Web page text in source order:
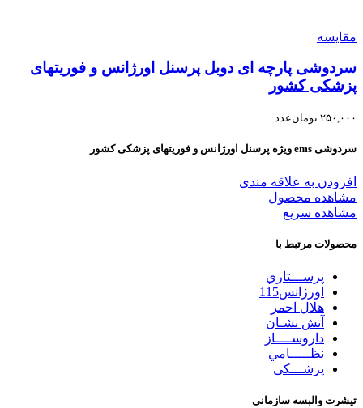
مقایسه
سردوشی پارچه ای دوبل پرسنل اورژانس و فوریتهای
پزشکی کشور
۲۵۰,۰۰۰ تومانعدد
سردوشی ems ویژه پرسنل اورژانس و فوریتهای پزشکی کشور
افزودن به علاقه مندی
مشاهده محصول
مشاهده سریع
محصولات مرتبط با
پرســـتاري
اورژانس115
هلال احمر
آتش نشـان
داروســــاز
نظـــــامي
پزشـــکی
تیشرت والبسه سازمانی